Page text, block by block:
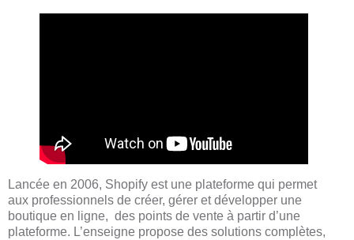
Lancée en 2006, Shopify est une plateforme qui permet
aux professionnels de créer, gérer et développer une
boutique en ligne, des points de vente à partir d’une
plateforme. L’enseigne propose des solutions complètes,